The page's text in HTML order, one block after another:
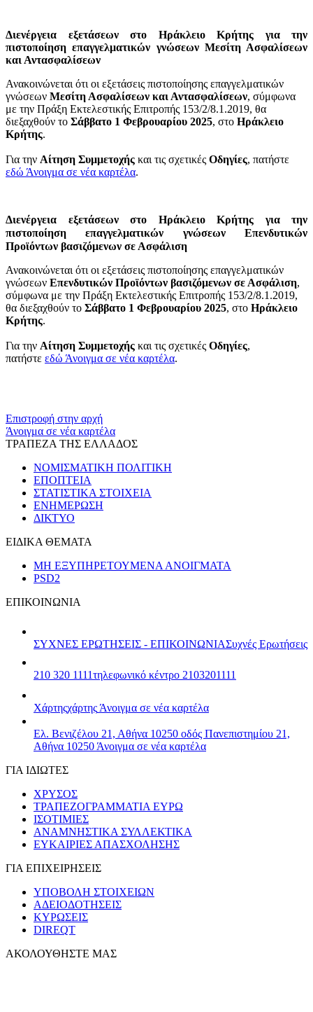
Διενέργεια εξετάσεων στο Ηράκλειο Κρήτης για την
πιστοποίηση επαγγελματικών γνώσεων Μεσίτη Ασφαλίσεων
και Αντασφαλίσεων
Ανακοινώνεται ότι οι εξετάσεις πιστοποίησης επαγγελματικών
γνώσεων Μεσίτη Ασφαλίσεων και Αντασφαλίσεων, σύμφωνα
με την Πράξη Εκτελεστικής Επιτροπής 153/2/8.1.2019, θα
διεξαχθούν το Σάββατο 1 Φεβρουαρίου 2025, στο Ηράκλειο
Κρήτης.
Για την Αίτηση Συμμετοχής και τις σχετικές Οδηγίες, πατήστε
εδώ Άνοιγμα σε νέα καρτέλα.
Διενέργεια εξετάσεων στο Ηράκλειο Κρήτης για την
πιστοποίηση επαγγελματικών γνώσεων Επενδυτικών
Προϊόντων βασιζόμενων σε Ασφάλιση
Ανακοινώνεται ότι οι εξετάσεις πιστοποίησης επαγγελματικών
γνώσεων Επενδυτικών Προϊόντων βασιζόμενων σε Ασφάλιση,
σύμφωνα με την Πράξη Εκτελεστικής Επιτροπής 153/2/8.1.2019,
θα διεξαχθούν το Σάββατο 1 Φεβρουαρίου 2025, στο Ηράκλειο
Κρήτης.
Για την Αίτηση Συμμετοχής και τις σχετικές Οδηγίες,
πατήστε εδώ Άνοιγμα σε νέα καρτέλα.
Επιστροφή στην αρχή
Άνοιγμα σε νέα καρτέλα
ΤΡΑΠΕΖΑ ΤΗΣ ΕΛΛΑΔΟΣ
ΝΟΜΙΣΜΑΤΙΚΗ ΠΟΛΙΤΙΚΗ
ΕΠΟΠΤΕΙΑ
ΣΤΑΤΙΣΤΙΚΑ ΣΤΟΙΧΕΙΑ
ΕΝΗΜΕΡΩΣΗ
ΔΙΚΤΥΟ
ΕΙΔΙΚΑ ΘΕΜΑΤΑ
ΜΗ ΕΞΥΠΗΡΕΤΟΥΜΕΝΑ ΑΝΟΙΓΜΑΤΑ
PSD2
ΕΠΙΚΟΙΝΩΝΙΑ
ΣΥΧΝΕΣ ΕΡΩΤΗΣΕΙΣ - ΕΠΙΚΟΙΝΩΝΙΑΣυχνές Ερωτήσεις
210 320 1111τηλεφωνικό κέντρο 2103201111
Χάρτηςχάρτης Άνοιγμα σε νέα καρτέλα
Ελ. Βενιζέλου 21, Αθήνα 10250 οδός Πανεπιστημίου 21,
Αθήνα 10250 Άνοιγμα σε νέα καρτέλα
ΓΙΑ ΙΔΙΩΤΕΣ
ΧΡΥΣΟΣ
ΤΡΑΠΕΖΟΓΡΑΜΜΑΤΙΑ ΕΥΡΩ
ΙΣΟΤΙΜΙΕΣ
ΑΝΑΜΝΗΣΤΙΚΑ ΣΥΛΛΕΚΤΙΚΑ
ΕΥΚΑΙΡΙΕΣ ΑΠΑΣΧΟΛΗΣΗΣ
ΓΙΑ ΕΠΙΧΕΙΡΗΣΕΙΣ
ΥΠΟΒΟΛΗ ΣΤΟΙΧΕΙΩΝ
ΑΔΕΙΟΔΟΤΗΣΕΙΣ
ΚΥΡΩΣΕΙΣ
DIREQT
ΑΚΟΛΟΥΘΗΣΤΕ ΜΑΣ